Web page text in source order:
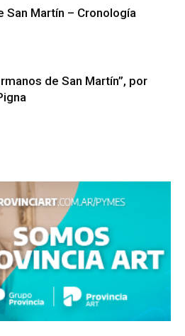
San Martín – Cronología
de San Martín”, por